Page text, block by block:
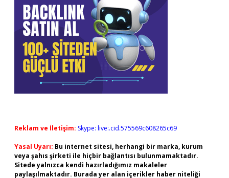
Reklam ve İletişim: Skype: live:.cid.575569c608265c69
Yasal Uyarı: Bu internet sitesi, herhangi bir marka, kurum
veya şahıs şirketi ile hiçbir bağlantısı bulunmamaktadır.
Sitede yalnızca kendi hazırladığımız makaleler
paylaşılmaktadır. Burada yer alan içerikler haber niteliği